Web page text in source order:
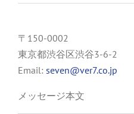
〒150-0002
東京都渋谷区渋谷3-6-2
Email: seven@ver7.co.jp
メッセージ本文